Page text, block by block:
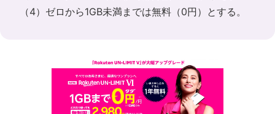
（4）ゼロから1GB未満までは無料（0円）とする。